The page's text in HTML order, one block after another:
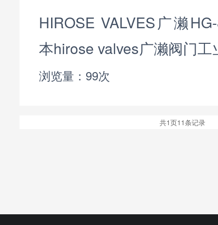
HIROSE VALVES广濑
本hirose valves广濑阀门
G-8210型板式连接式截止
浏览量：99次
共1页11条记录